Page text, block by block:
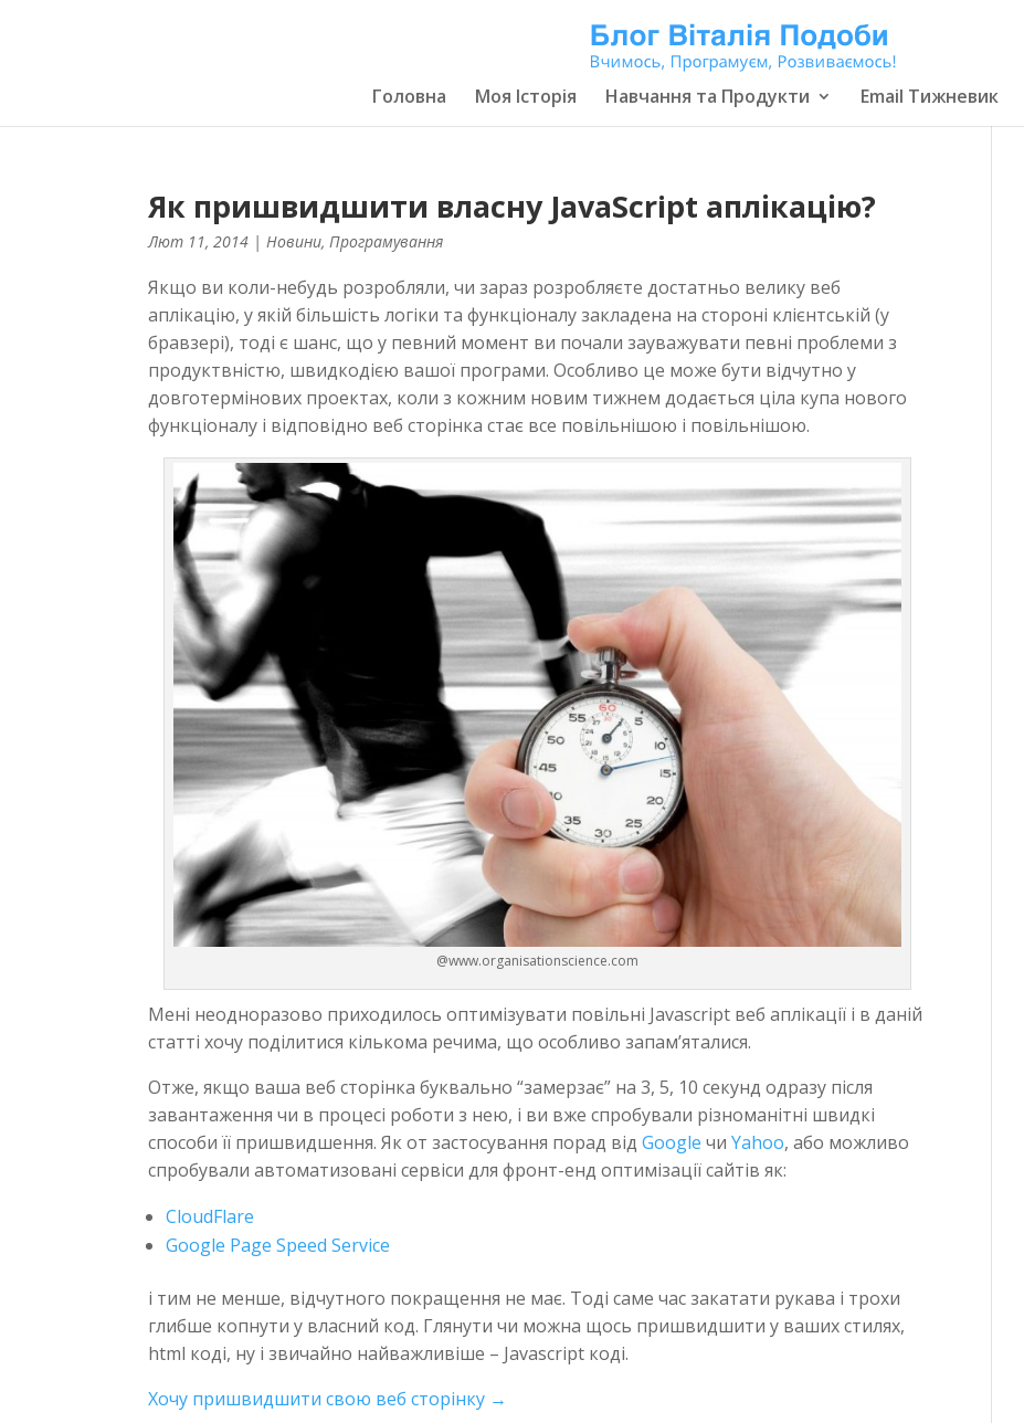
Головна Моя Історія Навчання та Продукти Email Тижневик
Як пришвидшити власну JavaScript аплікацію?
Лют 11, 2014 |Новини,Програмування
Якщо ви коли-небудь розробляли, чи зараз розробляєте достатньо велику веб
аплікацію, у якій більшість логіки та функціоналу закладена на стороні клієнтській (у
бравзері), тоді є шанс, що у певний момент ви почали зауважувати певні проблеми з
продуктвністю, швидкодією вашої програми. Особливо це може бути відчутно у
довготермінових проектах, коли з кожним новим тижнем додається ціла купа нового
функціоналу і відповідно веб сторінка стає все повільнішою і повільнішою.
@www.organisationscience.com
Мені неодноразово приходилось оптимізувати повільні Javascript веб аплікації і в даній
статті хочу поділитися кількома речима, що особливо запам’яталися.
Отже, якщо ваша веб сторінка буквально “замерзає” на 3, 5, 10 секунд одразу після
завантаження чи в процесі роботи з нею, і ви вже спробували різноманітні швидкі
способи її пришвидшення. Як от застосування порад відGoogle чиYahoo, або можливо
спробували автоматизовані сервіси для фронт-енд оптимізації сайтів як:
CloudFlare
Google Page Speed Service
і тим не менше, відчутного покращення не має. Тоді саме час закатати рукава і трохи
глибше копнути у власний код. Глянути чи можна щось пришвидшити у ваших стилях,
html коді, ну і звичайно найважливіше – Javascript коді.
Хочу пришвидшити свою веб сторінку →